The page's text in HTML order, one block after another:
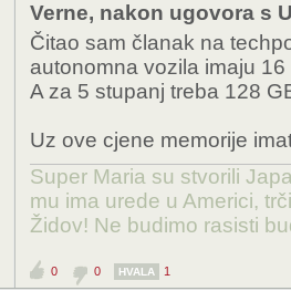
Verne, nakon ugovora s
Čitao sam članak na
autonomna vozila imaju 16
A za 5 stupanj treba 128
Uz ove cjene memorije
Super Maria su stvorili
mu ima urede u Americi,
Židov! Ne budimo rasisti
0 0 HVALA 1